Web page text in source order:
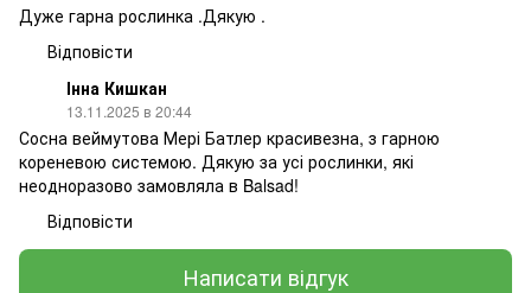
Дуже гарна рослинка .Дякую .
Відповісти
Інна Кишкан
13.11.2025 в 20:44
Сосна веймутова Мері Батлер красивезна, з гарною
кореневою системою. Дякую за усі рослинки, які
неодноразово замовляла в Balsad!
Відповісти
Написати відгук